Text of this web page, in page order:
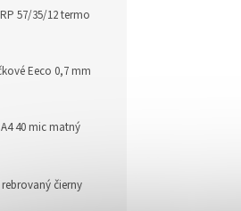
57/35/12 termo
Eeco 0,7 mm
40 mic matný
čierny